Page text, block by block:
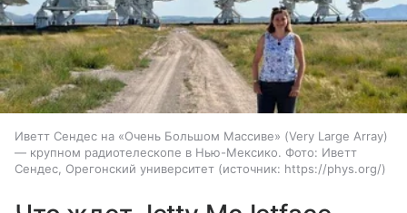
Иветт Сендес на «Очень Большом Массиве» (Very Large Array)
— крупном радиотелескопе в Нью-Мексико. Фото: Иветт
Сендес, Орегонский университет
источник: https://phys.org/